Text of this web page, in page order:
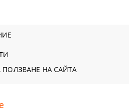
НА САЙТА